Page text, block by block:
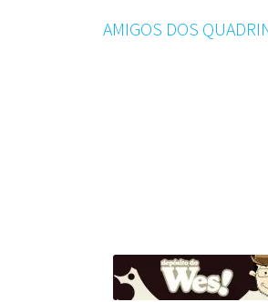
AMIGOS DOS